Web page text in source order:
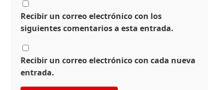
Recibir un correo electrónico con los
siguientes comentarios a esta entrada.
Recibir un correo electrónico con cada nueva
entrada.